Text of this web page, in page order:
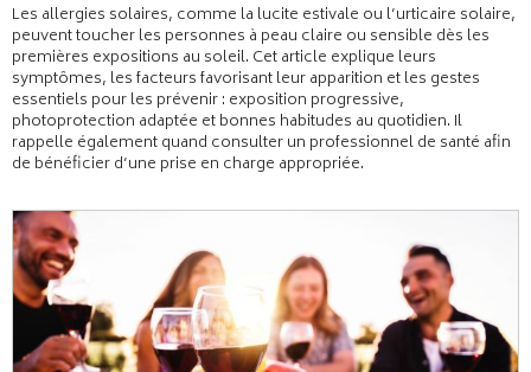
Les allergies solaires, comme la lucite estivale ou l’urticaire solaire,
peuvent toucher les personnes à peau claire ou sensible dès les
premières expositions au soleil. Cet article explique leurs
symptômes, les facteurs favorisant leur apparition et les gestes
essentiels pour les prévenir : exposition progressive,
photoprotection adaptée et bonnes habitudes au quotidien. Il
rappelle également quand consulter un professionnel de santé afin
de bénéficier d’une prise en charge appropriée.